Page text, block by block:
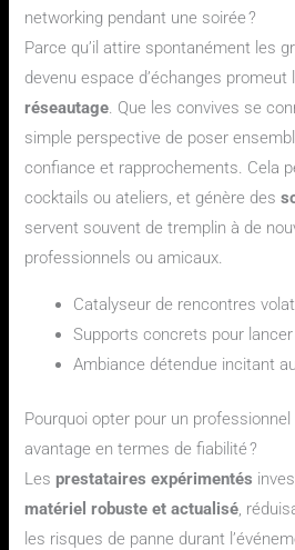
networking pendant une soirée ?
Parce qu’il attire spontanément les
devenu espace d’échanges promeut
réseautage. Que les convives se
simple perspective de poser
confiance et rapprochements. Cela
cocktails ou ateliers, et génère des
servent souvent de tremplin à de
professionnels ou amicaux.
Catalyseur de rencontres
Supports concrets pour
Ambiance détendue incitant
Pourquoi opter pour un
avantage en termes de fiabilité ?
Lesprestataires expérimentés
matériel robuste et actualisé,
les risques de panne durant